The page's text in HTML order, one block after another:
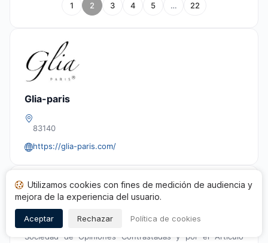
1 2 3 4 5 … 22
Glia-paris
83140
https://glia-paris.com/
Conformidad
El proceso de recopilación y gestión de las evaluaciones
Glia-paris
es conforme y corresponde a los
requisitos de calidad y transparencia definidos por la
Sociedad de Opiniones Contrastadas y por el Artículo
Utilizamos cookies con fines de medición de audiencia y
mejora de la experiencia del usuario.
Aceptar Rechazar Política de cookies